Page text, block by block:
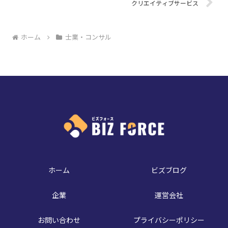
クリエイティブサービス
ホーム 士業・コンサル
ホーム ビズブログ
企業 運営会社
お問い合わせ プライバシーポリシー